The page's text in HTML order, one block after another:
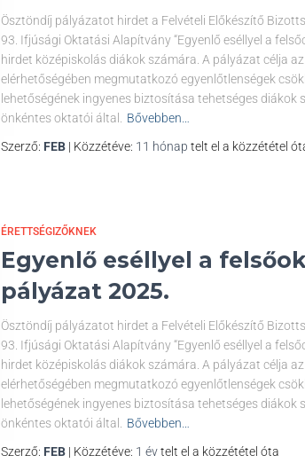
Ösztöndíj pályázatot hirdet a Felvételi Előkészítő
93. Ifjúsági Oktatási Alapítvány “Egyenlő eséllyel a
hirdet középiskolás diákok számára. A pályázat célja
elérhetőségében megmutatkozó egyenlőtlenségek
lehetőségének ingyenes biztosítása tehetséges diákok
önkéntes oktatói által.
Bővebben…
Szerző: FEB| Közzétéve: 11 hónap telt el a közzététel
ÉRETTSÉGIZŐKNEK
Egyenlő eséllyel a
pályázat 2025.
Ösztöndíj pályázatot hirdet a Felvételi Előkészítő
93. Ifjúsági Oktatási Alapítvány “Egyenlő eséllyel a
hirdet középiskolás diákok számára. A pályázat célja
elérhetőségében megmutatkozó egyenlőtlenségek
lehetőségének ingyenes biztosítása tehetséges diákok
önkéntes oktatói által.
Bővebben…
Szerző: FEB| Közzétéve: 1 évtelt el a közzététel óta